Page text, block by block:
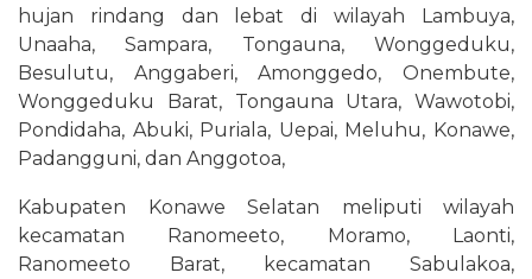
hujan rindang dan lebat di wilayah Lambuya,
Unaaha, Sampara, Tongauna, Wonggeduku,
Besulutu, Anggaberi, Amonggedo, Onembute,
Wonggeduku Barat, Tongauna Utara, Wawotobi,
Pondidaha, Abuki, Puriala, Uepai, Meluhu, Konawe,
Padangguni, dan Anggotoa,
Kabupaten Konawe Selatan meliputi wilayah
kecamatan Ranomeeto, Moramo, Laonti,
Ranomeeto Barat, kecamatan Sabulakoa,